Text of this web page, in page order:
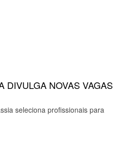
DIVULGA NOVAS VAGAS
seleciona profissionais para